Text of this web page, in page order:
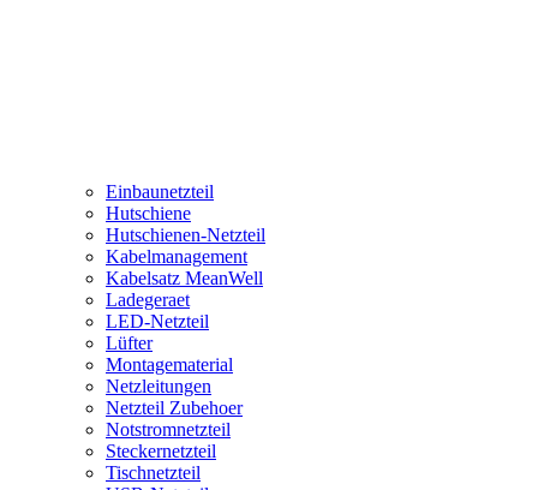
Einbaunetzteil
Hutschiene
Hutschienen-Netzteil
Kabelmanagement
Kabelsatz MeanWell
Ladegeraet
LED-Netzteil
Lüfter
Montagematerial
Netzleitungen
Netzteil Zubehoer
Notstromnetzteil
Steckernetzteil
Tischnetzteil